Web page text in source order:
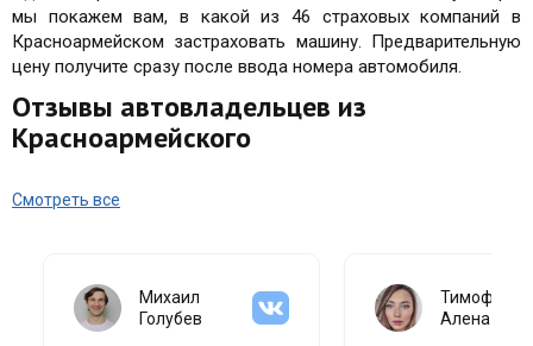
мы покажем вам, в какой из 46 страховых компаний в
Красноармейском застраховать машину. Предварительную
цену получите сразу после ввода номера автомобиля.
Отзывы автовладельцев из
Красноармейского
Смотреть все
Михаил
Голубев
Тимофеева
Алена